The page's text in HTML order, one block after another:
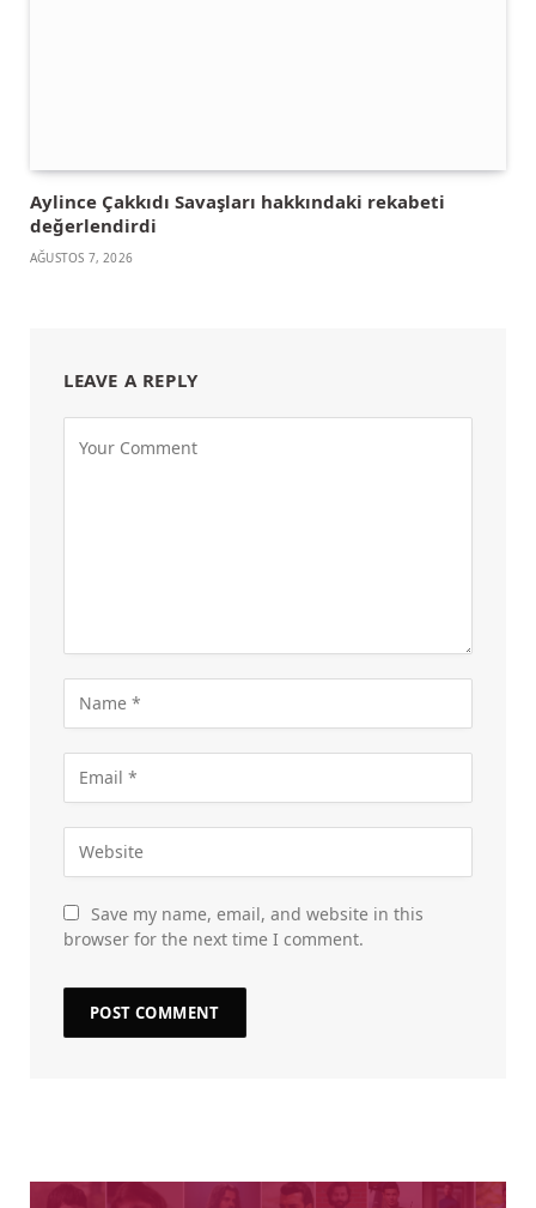
Aylince Çakkıdı Savaşları hakkındaki rekabeti
değerlendirdi
AĞUSTOS 7, 2026
LEAVE A REPLY
Save my name, email, and website in this
browser for the next time I comment.